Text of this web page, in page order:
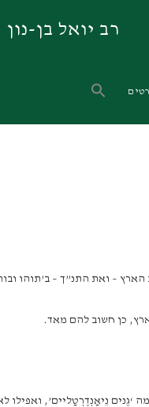
רב יואל בן-נון
כן חשוב להם מאד.
נֵיאַנְדֶרְטַליים’, ואפילו לא